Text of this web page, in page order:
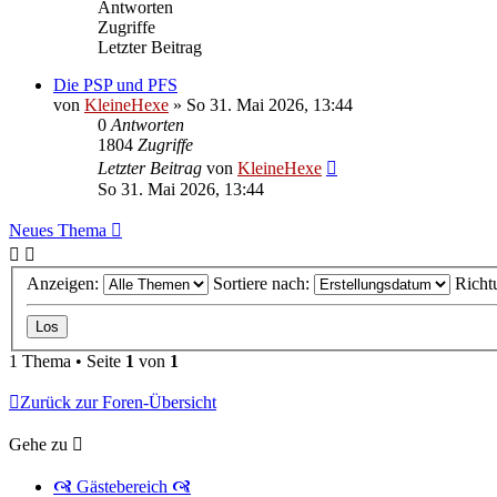
Antworten
Zugriffe
Letzter Beitrag
Die PSP und PFS
von KleineHexe » So 31. Mai 2026, 13:44
0 Antworten
1804 Zugriffe
Letzter Beitrag von KleineHexe
So 31. Mai 2026, 13:44
Neues Thema
Anzeigen: Sortiere nach:
1 Thema • Seite 1 von 1
Zurück zur Foren-Übersicht
Gehe zu
🙧 Gästebereich 🙧